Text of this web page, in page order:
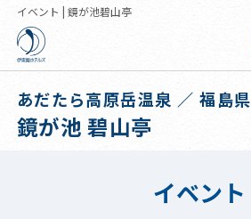
イベント | 鏡が池碧山亭
あだたら高原岳温泉 ／ 福島県
鏡が池 碧山亭
イベント